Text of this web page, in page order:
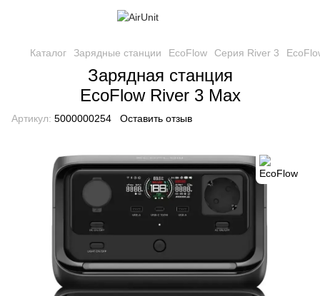
Каталог Зарядные станции EcoFlow Серия River 3
Зарядная станция
EcoFlow River 3 Max
Артикул: 5000000254 Оставить отзыв